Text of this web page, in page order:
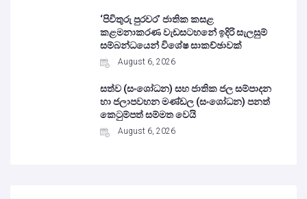
‘පිවිතුරු පුරවර’ ජාතික කසළ
කළමනාකරණ වැඩසටහනේ ඉදිරි සැලසුම්
සම්බන්ධයෙන් විශේෂ සාකච්ඡාවක්
August 6, 2026
සත්ව (සංශෝධන) සහ ජාතික ජල සම්පාදන
හා ජලාපවහන මණ්ඩල (සංශෝධන) පනත්
කෙටුම්පත් සම්මත වෙයි
August 6, 2026